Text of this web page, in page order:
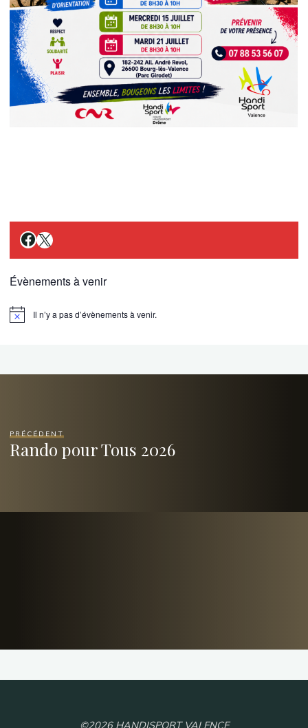
Facebook
X
Évènements à venir
Notice Il n’y a pas d’évènements à venir.
PRÉCÉDENT
Rando pour Tous 2026
©2026 HANDISPORT VALENCE